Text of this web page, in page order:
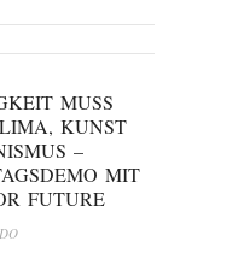
MUSS
KUNST
–
MIT
FUTURE